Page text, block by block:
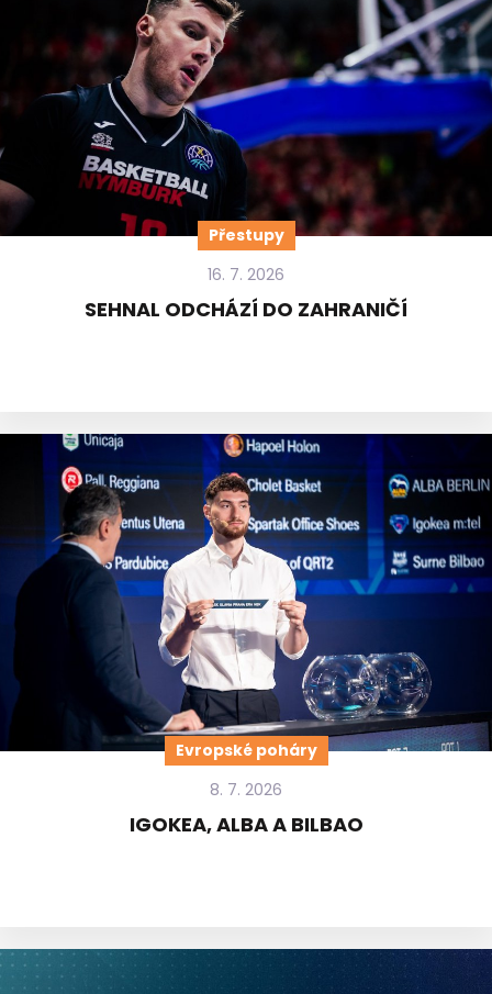
Přestupy
16. 7. 2026
SEHNAL ODCHÁZÍ DO ZAHRANIČÍ
Evropské poháry
8. 7. 2026
IGOKEA, ALBA A BILBAO